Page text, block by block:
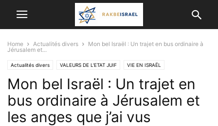
Home Actualités divers
Mon bel Israël : Un trajet en bus ordinaire à
Jérusalem et...
Actualités divers VALEURS DE L'ETAT JUIF VIE EN ISRAËL
Mon bel Israël : Un trajet en
bus ordinaire à Jérusalem et
les anges que j’ai vus